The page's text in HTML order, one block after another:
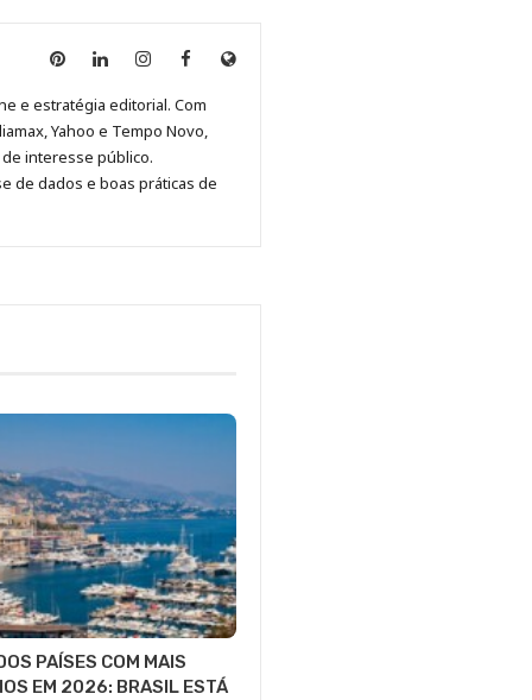
Anny
no
Pinterest
Anny
no
LinkedIn
Anny
no
Instagram
Anny
no
Facebook
Site
e estratégia editorial. Com
Yahoo e Tempo Novo,
interesse público.
de dados e boas práticas de
PAÍSES COM MAIS
EM 2026: BRASIL ESTÁ